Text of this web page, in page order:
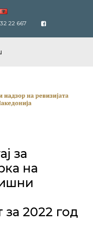
22 667
за
на
за 2022 год